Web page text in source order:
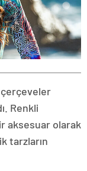
çerçeveler
Renkli
aksesuar olarak
tarzların